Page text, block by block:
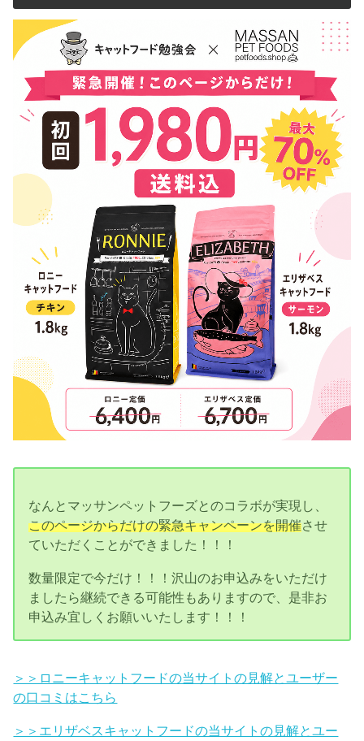
なんとマッサンペットフーズとのコラボが実現し、
このページからだけの緊急キャンペーンを開催させ
ていただくことができました！！！
数量限定で今だけ！！！沢山のお申込みをいただけ
ましたら継続できる可能性もありますので、是非お
申込み宜しくお願いいたします！！！
＞＞ロニーキャットフードの当サイトの見解とユーザー
の口コミはこちら
＞＞エリザベスキャットフードの当サイトの見解とユー